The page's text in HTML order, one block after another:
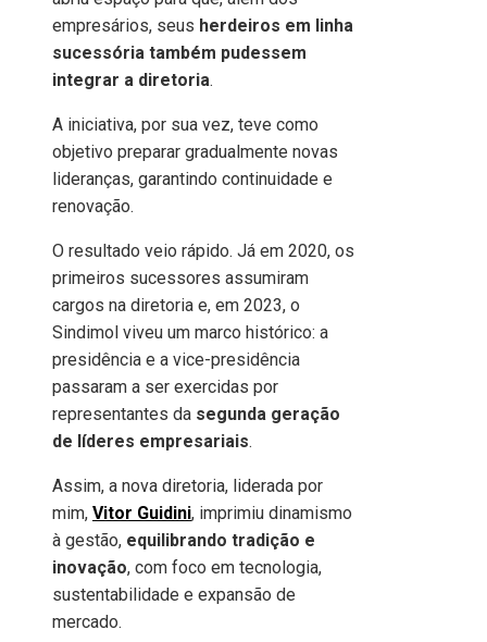
empresários, seus herdeiros em linha
sucessória também pudessem
integrar a diretoria.
A iniciativa, por sua vez, teve como
objetivo preparar gradualmente novas
lideranças, garantindo continuidade e
renovação.
O resultado veio rápido. Já em 2020, os
primeiros sucessores assumiram
cargos na diretoria e, em 2023, o
Sindimol viveu um marco histórico: a
presidência e a vice-presidência
passaram a ser exercidas por
representantes da segunda geração
de líderes empresariais.
Assim, a nova diretoria, liderada por
mim, Vitor Guidini, imprimiu dinamismo
à gestão, equilibrando tradição e
inovação, com foco em tecnologia,
sustentabilidade e expansão de
mercado.